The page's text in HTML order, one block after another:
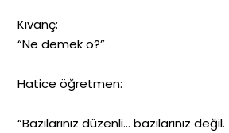
Kıvanç:
“Ne demek o?”
Hatice öğretmen:
“Bazılarınız düzenli… bazılarınız değil.